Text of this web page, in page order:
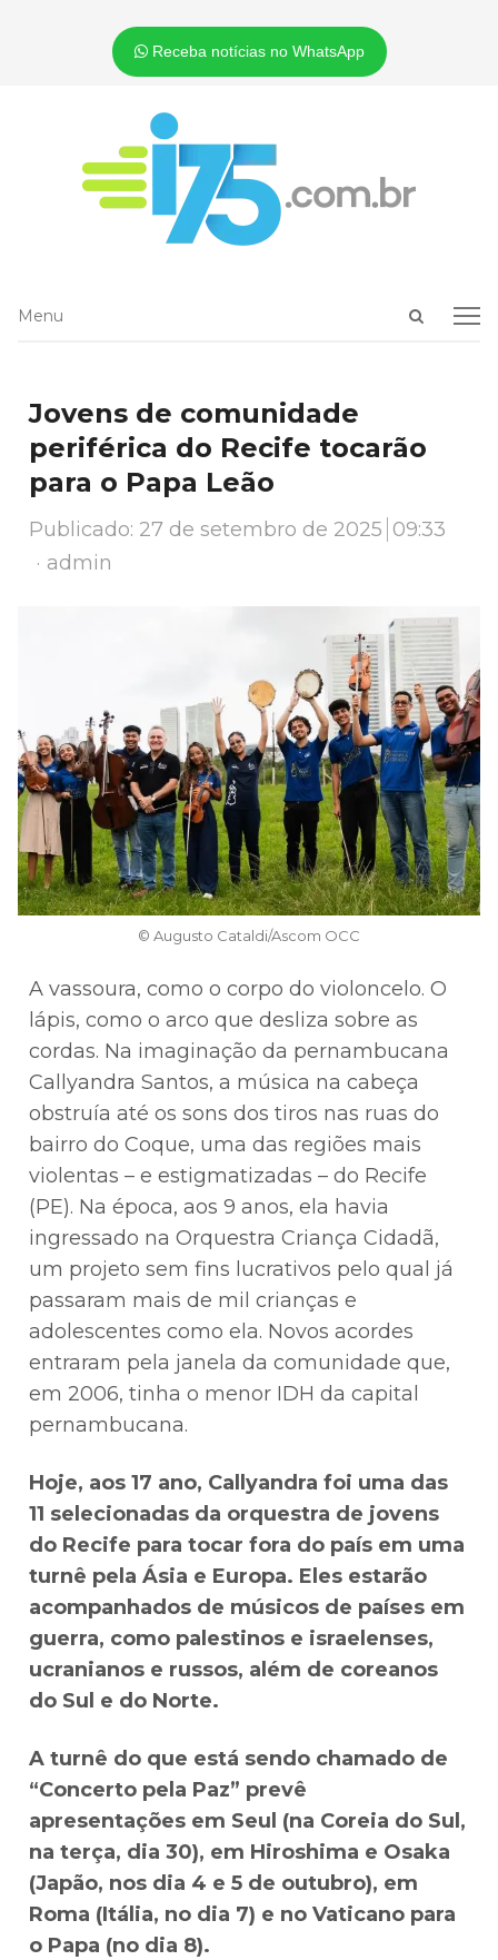
Receba notícias no WhatsApp
Open
Menu
Menu
Jovens de comunidade
periférica do Recife tocarão
para o Papa Leão
Publicado: 27 de setembro de 2025 09:33
Author
admin
© Augusto Cataldi/Ascom OCC
A vassoura, como o corpo do violoncelo. O
lápis, como o arco que desliza sobre as
cordas. Na imaginação da pernambucana
Callyandra Santos, a música na cabeça
obstruía até os sons dos tiros nas ruas do
bairro do Coque, uma das regiões mais
violentas – e estigmatizadas – do Recife
(PE). Na época, aos 9 anos, ela havia
ingressado na Orquestra Criança Cidadã,
um projeto sem fins lucrativos pelo qual já
passaram mais de mil crianças e
adolescentes como ela. Novos acordes
entraram pela janela da comunidade que,
em 2006, tinha o menor IDH da capital
pernambucana.
Hoje, aos 17 ano, Callyandra foi uma das
11 selecionadas da orquestra de jovens
do Recife para tocar fora do país em uma
turnê pela Ásia e Europa. Eles estarão
acompanhados de músicos de países em
guerra, como palestinos e israelenses,
ucranianos e russos, além de coreanos
do Sul e do Norte.
A turnê do que está sendo chamado de
“Concerto pela Paz” prevê
apresentações em Seul (na Coreia do Sul,
na terça, dia 30), em Hiroshima e Osaka
(Japão, nos dia 4 e 5 de outubro), em
Roma (Itália, no dia 7) e no Vaticano para
o Papa (no dia 8).